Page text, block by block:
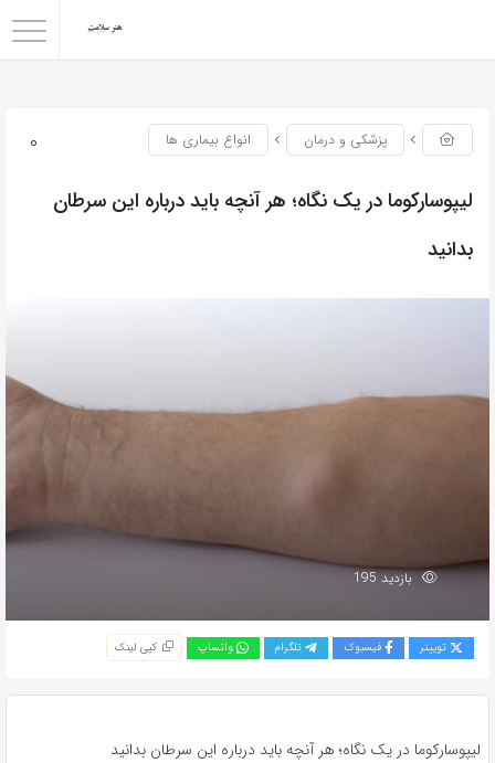
0 پزشکی و درمان انواع بیماری ها
لیپوسارکوما در یک نگاه؛ هر آنچه باید درباره این سرطان
بدانید
بازدید 195
توییتر فیسبوک تلگرام واتساپ کپی لینک
لیپوسارکوما در یک نگاه؛ هر آنچه باید درباره این سرطان بدانید